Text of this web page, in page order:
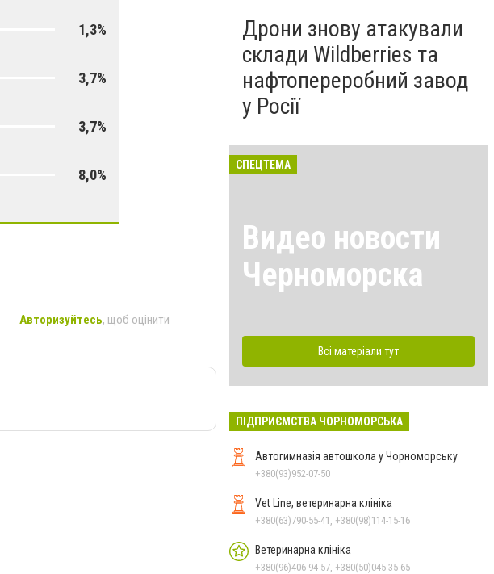
1,3%
3,7%
3,7%
8,0%
Авторизуйтесь, щоб оцінити
Дрони знову атакували
склади Wildberries та
нафтопереробний завод
у Росії
СПЕЦТЕМА
Видео новости
Черноморска
Всі матеріали тут
ПІДПРИЄМСТВА ЧОРНОМОРСЬКА
Автогимназія автошкола у Чорноморську
+380(93)952-07-50
Vet Line, ветеринарна клініка
+380(63)790-55-41, +380(98)114-15-16
Ветеринарна клініка
+380(96)406-94-57, +380(50)045-35-65